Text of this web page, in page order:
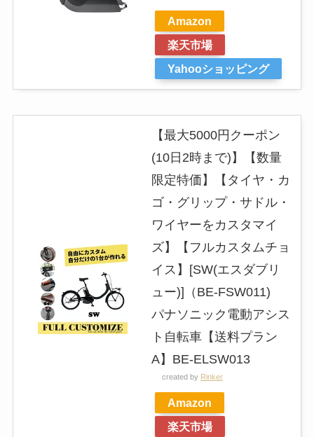
Amazon
楽天市場
Yahooショッピング
【最大5000円クーポン
(10日2時まで)】【数量
限定特価】【タイヤ・カ
ゴ・グリップ・サドル・
ワイヤーをカスタマイ
ズ】【フルカスタムチョ
イス】[SW(エスダブリ
ュー)]（BE-FSW011)
パナソニック電動アシス
ト自転車【送料プラン
A】BE-ELSW013
created by Rinker
Amazon
楽天市場